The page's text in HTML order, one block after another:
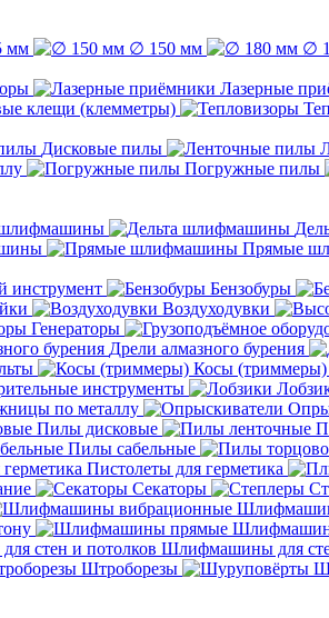
мм ∅ 150 мм ∅
Лазерные
клещи (клемметры)
Дисковые пилы
Погружные пилы
Прямые
инструмент
Бензобуры
Воздуходувки
Генераторы
Дрели алмазного бурения
Косы (триммеры)
инструменты
по металлу
Пилы дисковые
Пилы сабельные
Пистолеты для герметика
Секаторы
Шлифмашины для
Штроборезы